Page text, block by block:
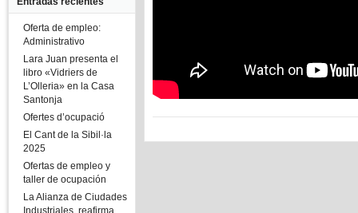
Oferta de empleo:
Administrativo
Lara Juan presenta el
libro «Vidriers de
L’Olleria» en la Casa
Santonja
Ofertes d’ocupació
El Cant de la Sibil·la
2025
Ofertas de empleo y
taller de ocupación
La Alianza de Ciudades
Industriales, reafirma